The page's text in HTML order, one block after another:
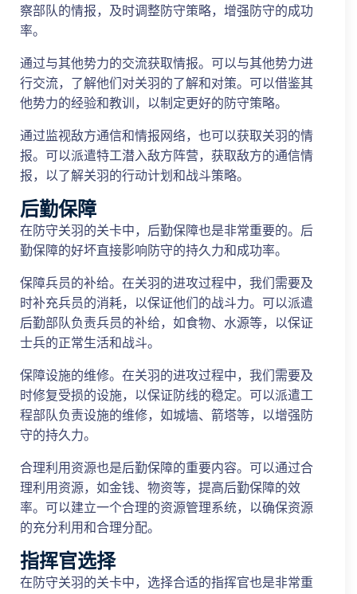
察部队的情报，及时调整防守策略，增强防守的成功
率。
通过与其他势力的交流获取情报。可以与其他势力进
行交流，了解他们对关羽的了解和对策。可以借鉴其
他势力的经验和教训，以制定更好的防守策略。
通过监视敌方通信和情报网络，也可以获取关羽的情
报。可以派遣特工潜入敌方阵营，获取敌方的通信情
报，以了解关羽的行动计划和战斗策略。
后勤保障
在防守关羽的关卡中，后勤保障也是非常重要的。后
勤保障的好坏直接影响防守的持久力和成功率。
保障兵员的补给。在关羽的进攻过程中，我们需要及
时补充兵员的消耗，以保证他们的战斗力。可以派遣
后勤部队负责兵员的补给，如食物、水源等，以保证
士兵的正常生活和战斗。
保障设施的维修。在关羽的进攻过程中，我们需要及
时修复受损的设施，以保证防线的稳定。可以派遣工
程部队负责设施的维修，如城墙、箭塔等，以增强防
守的持久力。
合理利用资源也是后勤保障的重要内容。可以通过合
理利用资源，如金钱、物资等，提高后勤保障的效
率。可以建立一个合理的资源管理系统，以确保资源
的充分利用和合理分配。
指挥官选择
在防守关羽的关卡中，选择合适的指挥官也是非常重